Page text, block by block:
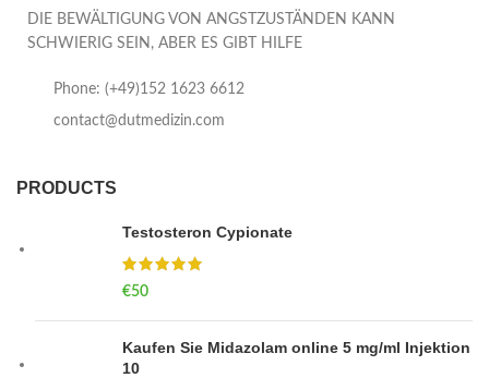
DIE BEWÄLTIGUNG VON ANGSTZUSTÄNDEN KANN
SCHWIERIG SEIN, ABER ES GIBT HILFE
Phone: (+49)152 1623 6612
contact@dutmedizin.com
PRODUCTS
Testosteron Cypionate
€50
Kaufen Sie Midazolam online 5 mg/ml Injektion
10